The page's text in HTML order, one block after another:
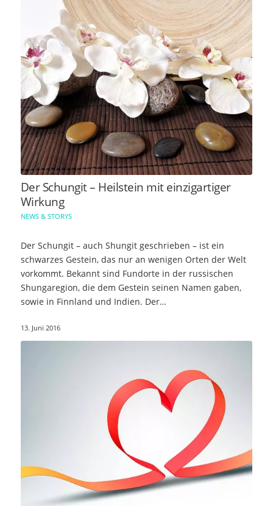
Der Schungit – Heilstein mit einzigartiger
Wirkung
NEWS & STORYS
Der Schungit – auch Shungit geschrieben – ist ein
schwarzes Gestein, das nur an wenigen Orten der Welt
vorkommt. Bekannt sind Fundorte in der russischen
Shungaregion, die dem Gestein seinen Namen gaben,
sowie in Finnland und Indien. Der…
13. Juni 2016